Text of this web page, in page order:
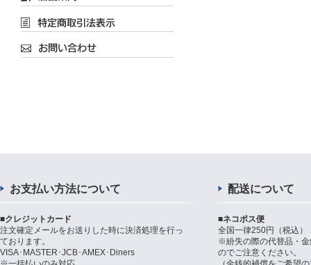
お支払い方法について
■クレジットカード
注文確定メールをお送りした時に決済処理を行っ
ております。
VISA･MASTER･JCB･AMEX･Diners
配送について
■ネコポス便
全国一律250円（税込）
※紛失の際の代替品・
のでご注意ください。